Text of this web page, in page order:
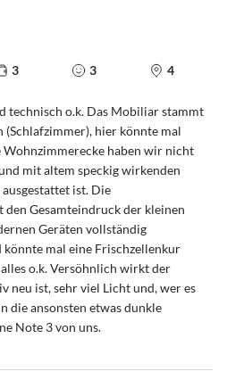
3 3 4
technisch o.k. Das Mobiliar stammt
(Schlafzimmer), hier könnte mal
Wohnzimmerecke haben wir nicht
mit altem speckig wirkenden
ist. Die
Gesamteindruck der kleinen
Geräten vollständig
könnte mal eine Frischzellenkur
o.k. Versöhnlich wirkt der
neu ist, sehr viel Licht und, wer es
die ansonsten etwas dunkle
Note 3 von uns.